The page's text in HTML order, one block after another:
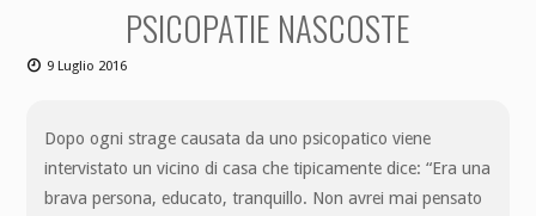
PSICOPATIE NASCOSTE
9 Luglio 2016
Dopo ogni strage causata da uno psicopatico viene
intervistato un vicino di casa che tipicamente dice: “Era una
brava persona, educato, tranquillo. Non avrei mai pensato